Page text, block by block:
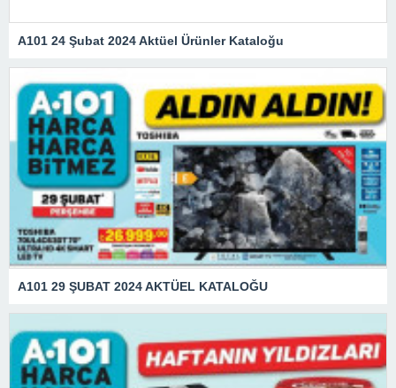
A101 24 Şubat 2024 Aktüel Ürünler Kataloğu
A101 29 ŞUBAT 2024 AKTÜEL KATALOĞU